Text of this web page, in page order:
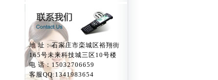
地 址：石家庄市栾城区裕翔街
165号未来科技城三区10号楼
电 话：15032706659
客服QQ:1341983654